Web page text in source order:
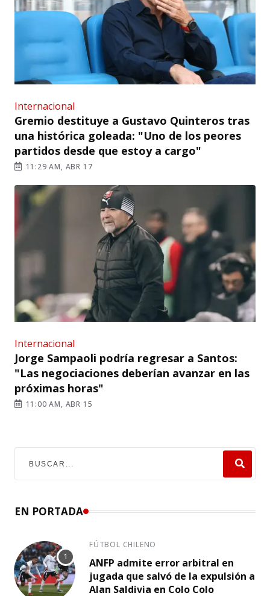
Internacional
Gremio destituye a Gustavo Quinteros tras
una histórica goleada: "Uno de los peores
partidos desde que estoy a cargo"
11:29 AM, ABR 17
Internacional
Jorge Sampaoli podría regresar a Santos:
"Las negociaciones deberían avanzar en las
próximas horas"
11:00 AM, ABR 15
EN PORTADA
FÚTBOL CHILENO
ANFP admite error arbitral en
jugada que salvó de la expulsión a
Alan Saldivia en Colo Colo